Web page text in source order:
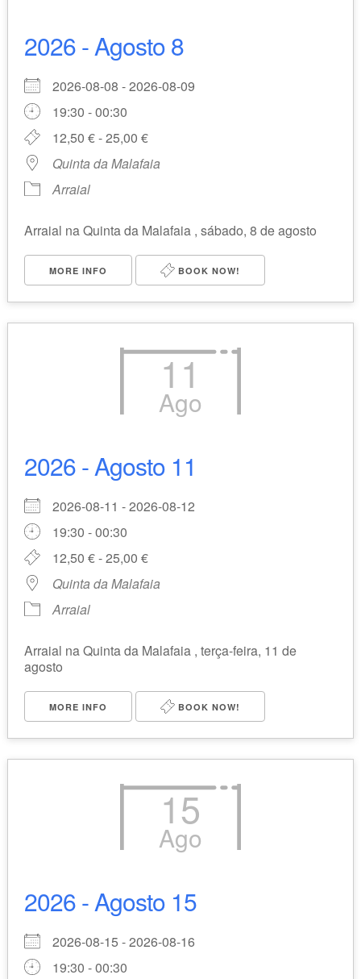
2026 - Agosto 8
2026-08-08 - 2026-08-09
19:30 - 00:30
12,50 € - 25,00 €
Quinta da Malafaia
Arraial
Arraial na Quinta da Malafaia , sábado, 8 de agosto
MORE INFO BOOK NOW!
11
Ago
2026 - Agosto 11
2026-08-11 - 2026-08-12
19:30 - 00:30
12,50 € - 25,00 €
Quinta da Malafaia
Arraial
Arraial na Quinta da Malafaia , terça-feira, 11 de
agosto
MORE INFO BOOK NOW!
15
Ago
2026 - Agosto 15
2026-08-15 - 2026-08-16
19:30 - 00:30